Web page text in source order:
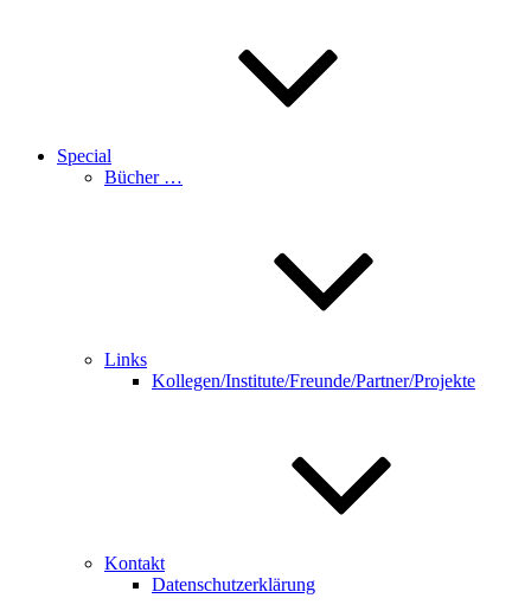
Special
Bücher …
Links
Kollegen/Institute/Freunde/Partner/Projekte
Kontakt
Datenschutzerklärung